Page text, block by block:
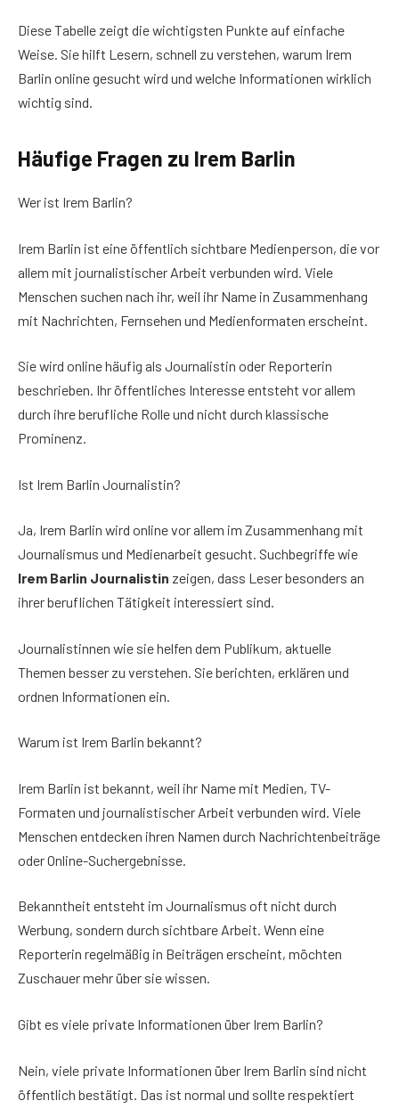
Diese Tabelle zeigt die wichtigsten Punkte auf einfache
Weise. Sie hilft Lesern, schnell zu verstehen, warum Irem
Barlin online gesucht wird und welche Informationen wirklich
wichtig sind.
Häufige Fragen zu Irem Barlin
Wer ist Irem Barlin?
Irem Barlin ist eine öffentlich sichtbare Medienperson, die vor
allem mit journalistischer Arbeit verbunden wird. Viele
Menschen suchen nach ihr, weil ihr Name in Zusammenhang
mit Nachrichten, Fernsehen und Medienformaten erscheint.
Sie wird online häufig als Journalistin oder Reporterin
beschrieben. Ihr öffentliches Interesse entsteht vor allem
durch ihre berufliche Rolle und nicht durch klassische
Prominenz.
Ist Irem Barlin Journalistin?
Ja, Irem Barlin wird online vor allem im Zusammenhang mit
Journalismus und Medienarbeit gesucht. Suchbegriffe wie
Irem Barlin Journalistin zeigen, dass Leser besonders an
ihrer beruflichen Tätigkeit interessiert sind.
Journalistinnen wie sie helfen dem Publikum, aktuelle
Themen besser zu verstehen. Sie berichten, erklären und
ordnen Informationen ein.
Warum ist Irem Barlin bekannt?
Irem Barlin ist bekannt, weil ihr Name mit Medien, TV-
Formaten und journalistischer Arbeit verbunden wird. Viele
Menschen entdecken ihren Namen durch Nachrichtenbeiträge
oder Online-Suchergebnisse.
Bekanntheit entsteht im Journalismus oft nicht durch
Werbung, sondern durch sichtbare Arbeit. Wenn eine
Reporterin regelmäßig in Beiträgen erscheint, möchten
Zuschauer mehr über sie wissen.
Gibt es viele private Informationen über Irem Barlin?
Nein, viele private Informationen über Irem Barlin sind nicht
öffentlich bestätigt. Das ist normal und sollte respektiert